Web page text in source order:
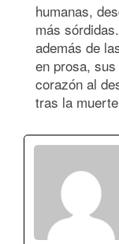
humanas,
más
además de
en prosa,
corazón al
tras la